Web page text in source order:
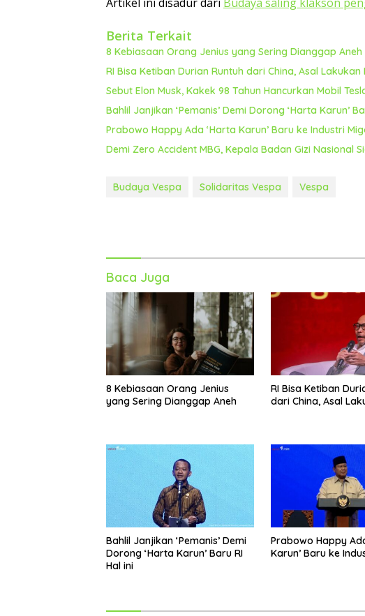
Berita Terkait
8 Kebiasaan Orang Jenius yang Sering Dianggap Aneh
RI Bisa Ketiban Durian Runtuh dari China, Asal Lakukan
Sebut Elon Musk, Kakek 98 Tahun Hancurkan Mobil
Bahlil Janjikan ‘Pemanis’ Demi Dorong ‘Harta Karun’
Prabowo Happy Ada ‘Harta Karun’ Baru ke Industri
Demi Zero Accident MBG, Kepala Badan Gizi Nasional
Budaya Vespa Solidaritas Vespa Vespa
Baca Juga
8 Kebiasaan Orang Jenius
yang Sering Dianggap Aneh
RI Bisa Ketiban
dari China, Asal
Bahlil Janjikan ‘Pemanis’ Demi
Dorong ‘Harta Karun’ Baru RI
Hal ini
Prabowo Happy
Karun’ Baru ke